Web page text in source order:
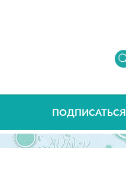
ПОДПИСАТЬСЯ